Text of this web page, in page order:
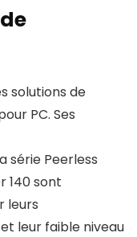
solutions de
PC. Ses
série Peerless
140 sont
leurs
leur faible niveau